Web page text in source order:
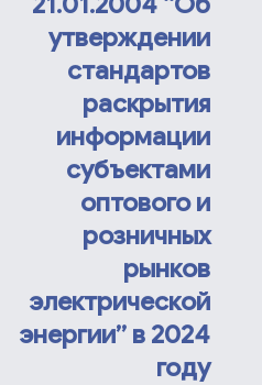
утверждении
стандартов
раскрытия
информации
субъектами
оптового и
розничных
рынков
электрической
энергии” в 2024
году